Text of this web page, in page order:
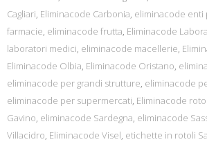
Cagliari, Eliminacode Carbonia, eliminacode enti
farmacie, eliminacode frutta, Eliminacode
laboratori medici, eliminacode macellerie,
Eliminacode Olbia, Eliminacode Oristano,
eliminacode per grandi strutture, eliminacode
eliminacode per supermercati, Eliminacode
Gavino, eliminacode Sardegna, eliminacode
Villacidro, Eliminacode Visel, etichette in rotoli